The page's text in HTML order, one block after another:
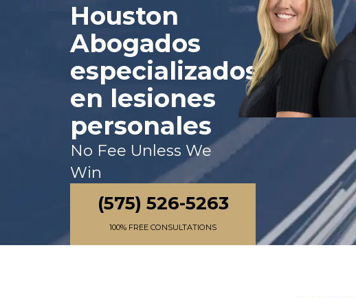
Houston
Abogados
especializados
en lesiones
personales
No Fee Unless We
Win
(575) 526-5263
100% FREE CONSULTATIONS